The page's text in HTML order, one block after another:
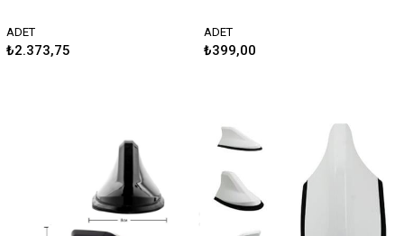
ADET
₺2.373,75
ADET
₺399,00